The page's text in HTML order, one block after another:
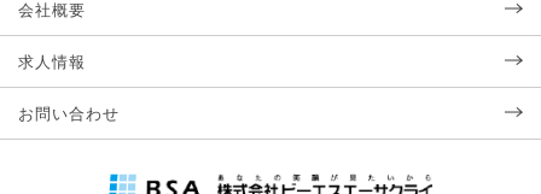
会社概要
求人情報
お問い合わせ